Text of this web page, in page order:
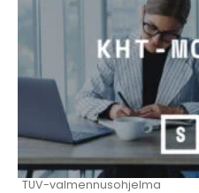
TUV-valmennusohjelma